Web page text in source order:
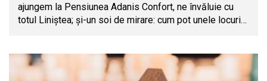
ajungem la Pensiunea Adanis Confort, ne învăluie cu
totul Liniștea; și-un soi de mirare: cum pot unele locuri…